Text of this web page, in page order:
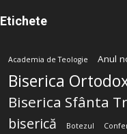
Etichete
Academia de Teologie Anul
Biserica
Biserica Sfânta
biserică Botezul